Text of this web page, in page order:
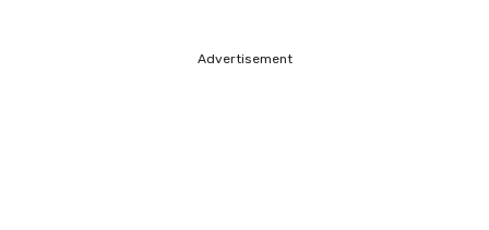
Advertisement